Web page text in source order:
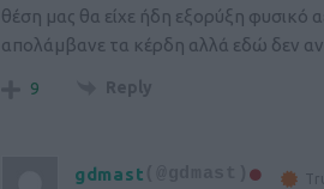
θέση μας θα είχε ήδη εξορύξη φυσικό
απολάμβανε τα κέρδη αλλά εδώ δεν
9 Reply
gdmast